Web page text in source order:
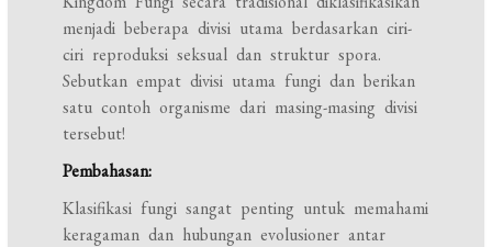
menjadi beberapa divisi utama berdasarkan ciri-
ciri reproduksi seksual dan struktur spora.
Sebutkan empat divisi utama fungi dan berikan
satu contoh organisme dari masing-masing divisi
tersebut!
Pembahasan:
Klasifikasi fungi sangat penting untuk memahami
keragaman dan hubungan evolusioner antar